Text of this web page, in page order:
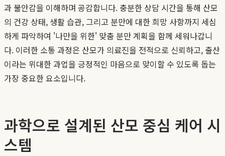
과 불안감을 이해하며 공감합니다. 충분한 상담 시간을 통해 산모
의 건강 상태, 생활 습관, 그리고 분만에 대한 희망 사항까지 세심
하게 파악하여 '나만을 위한' 맞춤 분만 계획을 함께 세워나갑니
다. 이러한 소통 과정은 산모가 의료진을 전적으로 신뢰하고, 출산
이라는 위대한 과업을 긍정적인 마음으로 맞이할 수 있도록 돕는
가장 중요한 요소입니다.
과학으로 설계된 산모 중심 케어 시
스템